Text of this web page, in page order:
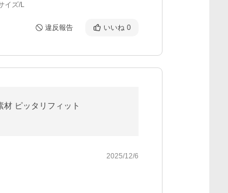
イズ/L
違反報告 いいね 0
ピッタリフィット
2025/12/6